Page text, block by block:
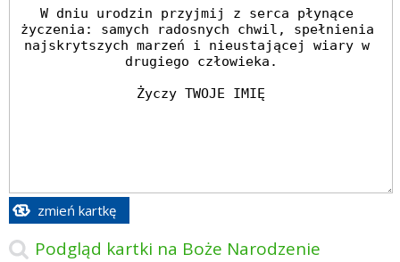
zmień kartkę
Podgląd kartki na Boże Narodzenie